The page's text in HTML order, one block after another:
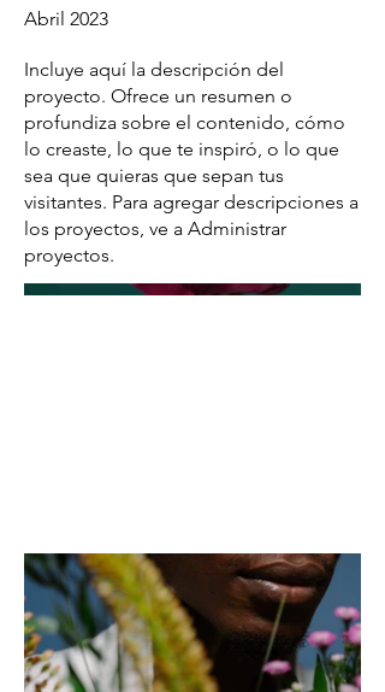
Abril 2023
Incluye aquí la descripción del
proyecto. Ofrece un resumen o
profundiza sobre el contenido, cómo
lo creaste, lo que te inspiró, o lo que
sea que quieras que sepan tus
visitantes. Para agregar descripciones a
los proyectos, ve a Administrar
proyectos.